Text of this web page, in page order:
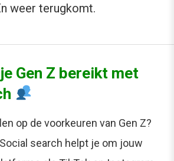
weer terugkomt.
Gen Z bereikt met
op de voorkeuren van Gen Z?
search helpt je om jouw